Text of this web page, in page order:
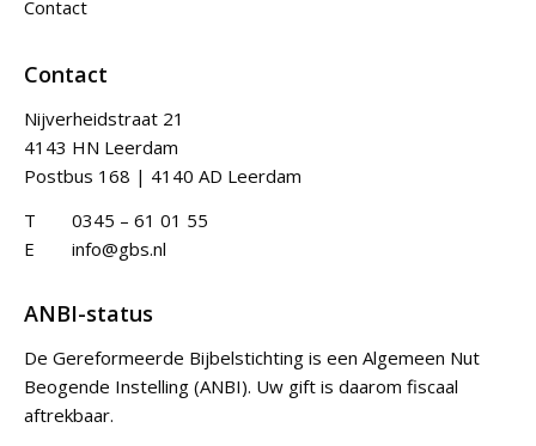
Contact
Contact
Nijverheidstraat 21
4143 HN Leerdam
Postbus 168 | 4140 AD Leerdam
T
0345 – 61 01 55
E
info@gbs.nl
ANBI-status
De Gereformeerde Bijbelstichting is een Algemeen Nut
Beogende Instelling (ANBI). Uw gift is daarom fiscaal
aftrekbaar.